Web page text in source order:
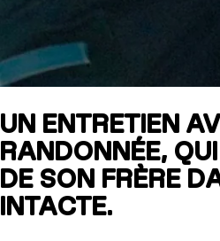
UN ENTRETIEN
RANDONNÉE,
DE SON FRÈRE
INTACTE.